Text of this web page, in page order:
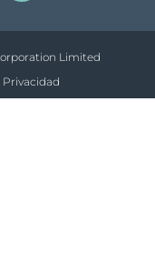
Limited
Privacidad